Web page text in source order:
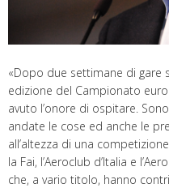
«Dopo due settimane di gare
edizione del Campionato
avuto l’onore di ospitare.
andate le cose ed anche le
all’altezza di una
la Fai, l’Aeroclub d’Italia e
che, a vario titolo, hanno